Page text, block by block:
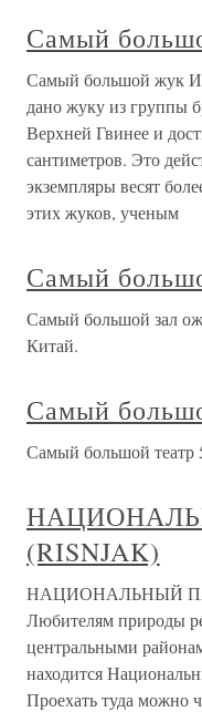
Самый
Самый большой жук
дано жуку из группы
Верхней Гвинее и
сантиметров. Это
экземпляры весят
этих жуков, ученым
Самый
Самый большой зал
Китай.
Самый
Самый большой театр
(RISNJAK)
НАЦИОНАЛЬНЫЙ
Любителям природы
центральными
находится
Проехать туда можно